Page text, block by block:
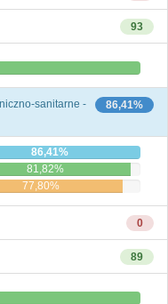
93
86,41%
sanitarne -
86,41%
81,82%
77,80%
0
89